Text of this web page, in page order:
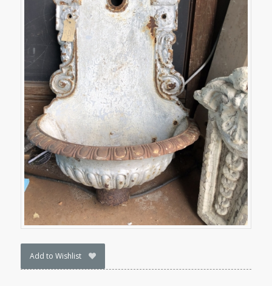
Add to Wishlist